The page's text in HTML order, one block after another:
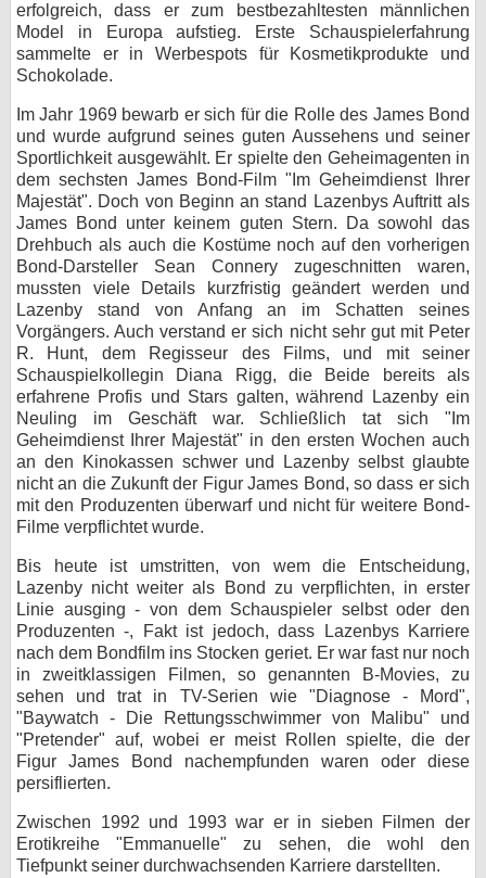
erfolgreich, dass er zum bestbezahltesten männlichen
Model in Europa aufstieg. Erste Schauspielerfahrung
sammelte er in Werbespots für Kosmetikprodukte und
Schokolade.
Im Jahr 1969 bewarb er sich für die Rolle des James Bond
und wurde aufgrund seines guten Aussehens und seiner
Sportlichkeit ausgewählt. Er spielte den Geheimagenten in
dem sechsten James Bond-Film "Im Geheimdienst Ihrer
Majestät". Doch von Beginn an stand Lazenbys Auftritt als
James Bond unter keinem guten Stern. Da sowohl das
Drehbuch als auch die Kostüme noch auf den vorherigen
Bond-Darsteller Sean Connery zugeschnitten waren,
mussten viele Details kurzfristig geändert werden und
Lazenby stand von Anfang an im Schatten seines
Vorgängers. Auch verstand er sich nicht sehr gut mit Peter
R. Hunt, dem Regisseur des Films, und mit seiner
Schauspielkollegin Diana Rigg, die Beide bereits als
erfahrene Profis und Stars galten, während Lazenby ein
Neuling im Geschäft war. Schließlich tat sich "Im
Geheimdienst Ihrer Majestät" in den ersten Wochen auch
an den Kinokassen schwer und Lazenby selbst glaubte
nicht an die Zukunft der Figur James Bond, so dass er sich
mit den Produzenten überwarf und nicht für weitere Bond-
Filme verpflichtet wurde.
Bis heute ist umstritten, von wem die Entscheidung,
Lazenby nicht weiter als Bond zu verpflichten, in erster
Linie ausging - von dem Schauspieler selbst oder den
Produzenten -, Fakt ist jedoch, dass Lazenbys Karriere
nach dem Bondfilm ins Stocken geriet. Er war fast nur noch
in zweitklassigen Filmen, so genannten B-Movies, zu
sehen und trat in TV-Serien wie "Diagnose - Mord",
"Baywatch - Die Rettungsschwimmer von Malibu" und
"Pretender" auf, wobei er meist Rollen spielte, die der
Figur James Bond nachempfunden waren oder diese
persiflierten.
Zwischen 1992 und 1993 war er in sieben Filmen der
Erotikreihe "Emmanuelle" zu sehen, die wohl den
Tiefpunkt seiner durchwachsenden Karriere darstellten.
bei Facebook
Nutzungsbedingungen
Datenschutz
Cookie-Einstellungen
Impressum
Desktop-Ansicht
myFanbase